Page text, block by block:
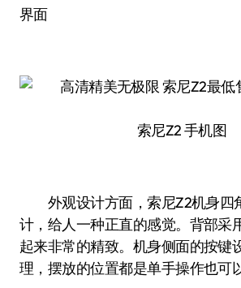
界面
索尼Z2 手机图
外观设计方面，索尼Z2机身四
计，给人一种正直的感觉。背部采
起来非常的精致。机身侧面的按键
理，摆放的位置都是单手操作也可